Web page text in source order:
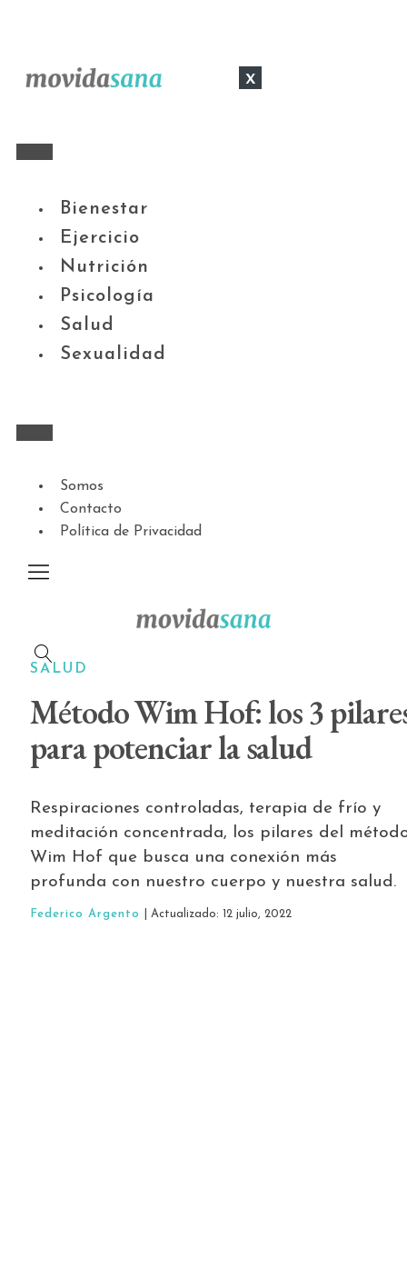
x
Bienestar
Ejercicio
Nutrición
Psicología
Salud
Sexualidad
Somos
Contacto
Política de Privacidad
SALUD
Método Wim Hof: los 3
para potenciar la salud
Respiraciones controladas, terapia de frío y
meditación concentrada, los pilares del
Wim Hof que busca una conexión más
profunda con nuestro cuerpo y nuestra salud.
Federico Argento | Actualizado: 12 julio, 2022